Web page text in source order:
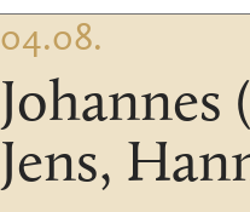
04.08.
Johannes
Jens,